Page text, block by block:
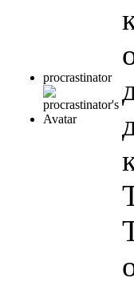
procrastinator